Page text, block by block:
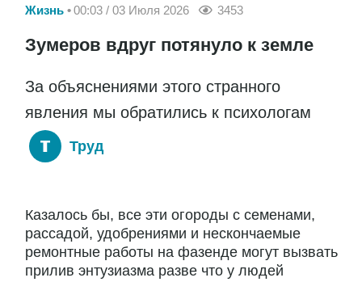
Жизнь 00:03 / 03 Июля 2026 3453
Зумеров вдруг потянуло к земле
За объяснениями этого странного
явления мы обратились к психологам
Труд
Казалось бы, все эти огороды с семенами,
рассадой, удобрениями и нескончаемые
ремонтные работы на фазенде могут вызвать
прилив энтузиазма разве что у людей